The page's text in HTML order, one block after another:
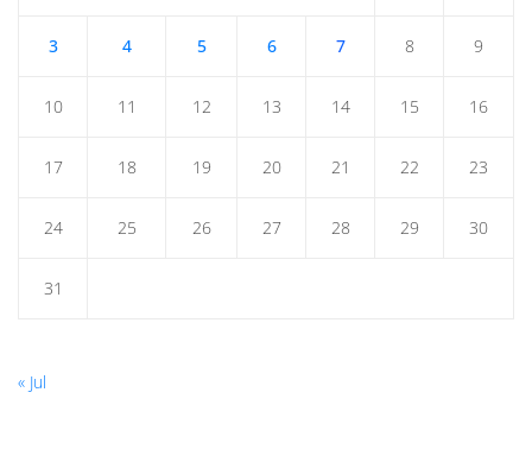
3 4 5 6 7 8 9
10 11 12 13 14 15 16
17 18 19 20 21 22 23
24 25 26 27 28 29 30
31
« Jul